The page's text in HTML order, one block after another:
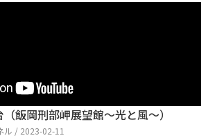
（飯岡刑部岬展望館～光と風～）
ル / 2023-02-11